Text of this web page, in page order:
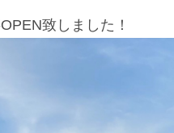
致しました！